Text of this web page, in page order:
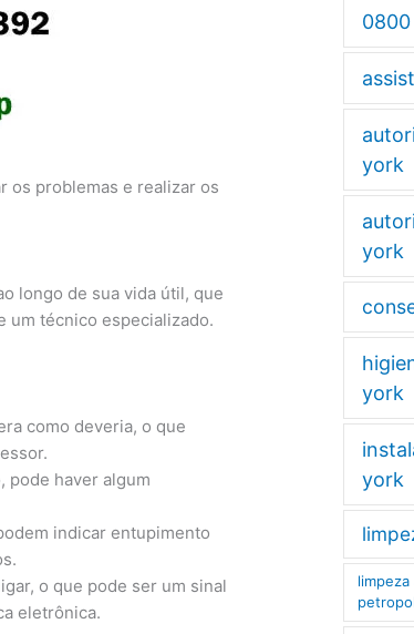
os problemas e realizar os
longo de sua vida útil, que
um técnico especializado.
como deveria, o que
pode haver algum
indicar entupimento
o que pode ser um sinal
eletrônica.
york
york
york
york